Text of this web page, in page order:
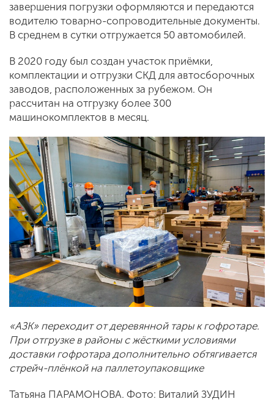
завершения погрузки оформляются и передаются
водителю товарно-сопроводительные документы.
В среднем в сутки отгружается 50 автомобилей.
В 2020 году был создан участок приёмки,
комплектации и отгрузки СКД для автосборочных
заводов, расположенных за рубежом. Он
рассчитан на отгрузку более 300
машинокомплектов в месяц.
«АЗК» переходит от деревянной тары к гофротаре.
При отгрузке в районы с жёсткими условиями
доставки гофротара дополнительно обтягивается
стрейч-плёнкой на паллетоупаковщике
Татьяна ПАРАМОНОВА. Фото: Виталий ЗУДИН